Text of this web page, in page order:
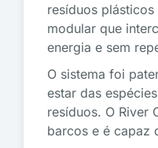
resíduos
modular que
energia e sem
O sistema foi
estar das
resíduos. O River
barcos e é capaz